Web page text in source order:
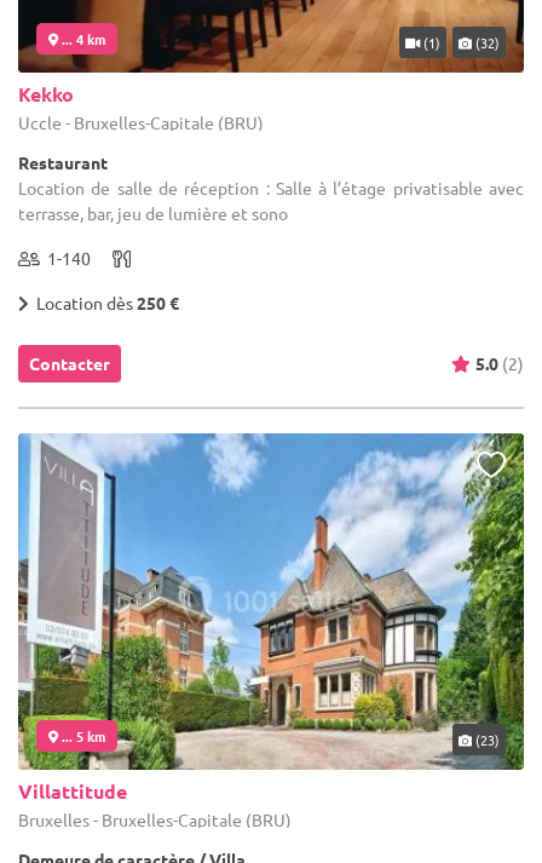
... 4 km (1) (32)
Kekko
Uccle - Bruxelles-Capitale (BRU)
Restaurant
Location de salle de réception : Salle à l’étage privatisable avec
terrasse, bar, jeu de lumière et sono
1-140
Location dès250 €
Contacter 5.0 (2)
... 5 km (23)
Villattitude
Bruxelles - Bruxelles-Capitale (BRU)